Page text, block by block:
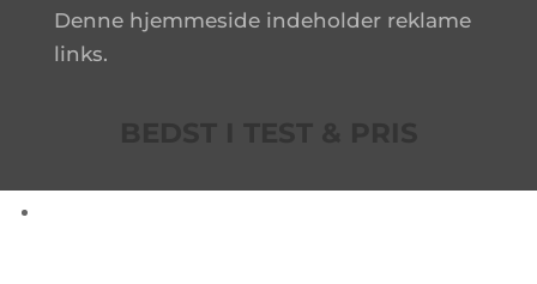
Denne hjemmeside indeholder reklame
links.